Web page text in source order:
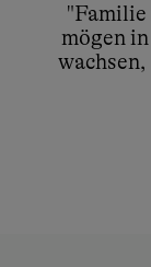
"Familie
mögen